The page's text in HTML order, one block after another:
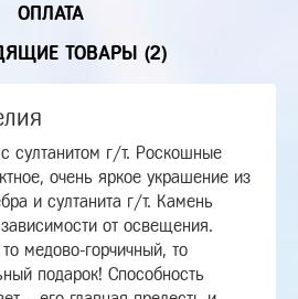
ОПЛАТА
ТОВАРЫ (2)
султанитом г/т. Роскошные
очень яркое украшение из
и султанита г/т. Камень
от освещения.
медово-горчичный, то
подарок! Способность